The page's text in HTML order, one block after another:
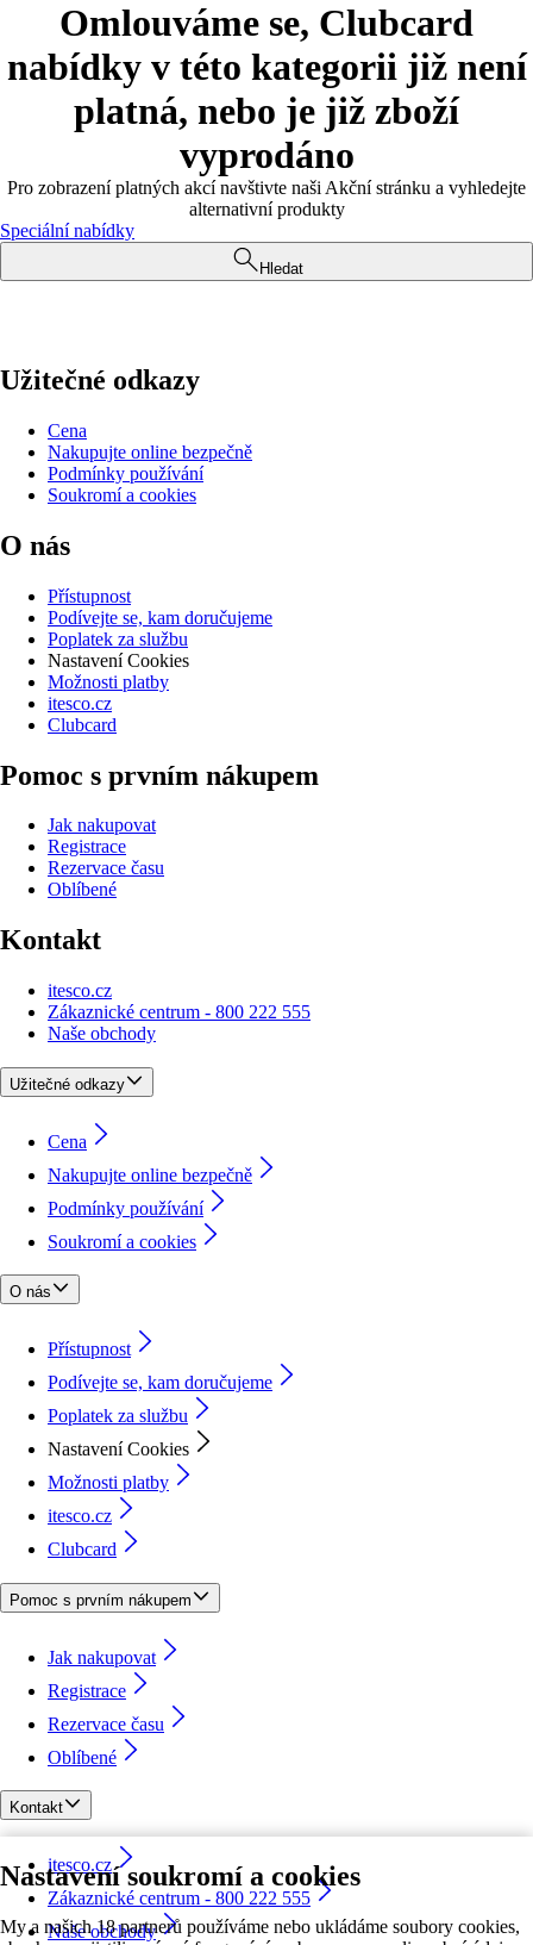
Nastavení soukromí a cookies
My a našich 18 partnerů používáme nebo ukládáme soubory cookies,
Omlouváme se, Clubcard
nabídky v této kategorii již není
platná, nebo je již zboží
vyprodáno
Pro zobrazení platných akcí navštivte naši Akční stránku a vyhledejte
alternativní produkty
Speciální nabídky
Hledat
Užitečné odkazy
Cena
Nakupujte online bezpečně
Podmínky používání
Soukromí a cookies
O nás
Přístupnost
Podívejte se, kam doručujeme
Poplatek za službu
Nastavení Cookies
Možnosti platby
itesco.cz
Clubcard
Pomoc s prvním nákupem
Jak nakupovat
Registrace
Rezervace času
Oblíbené
Kontakt
itesco.cz
Zákaznické centrum - 800 222 555
Naše obchody
Užitečné odkazy
Cena
Nakupujte online bezpečně
Podmínky používání
Soukromí a cookies
O nás
Přístupnost
Podívejte se, kam doručujeme
Poplatek za službu
Nastavení Cookies
Možnosti platby
itesco.cz
Clubcard
Pomoc s prvním nákupem
Jak nakupovat
Registrace
Rezervace času
Oblíbené
Kontakt
itesco.cz
Zákaznické centrum - 800 222 555
Naše obchody